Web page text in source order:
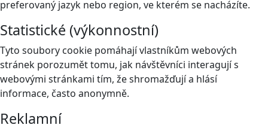
preferovaný jazyk nebo region, ve kterém se nacházíte.
Statistické (výkonnostní)
Tyto soubory cookie pomáhají vlastníkům webových
stránek porozumět tomu, jak návštěvníci interagují s
webovými stránkami tím, že shromažďují a hlásí
informace, často anonymně.
Reklamní